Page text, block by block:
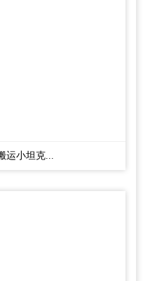
运小坦克...